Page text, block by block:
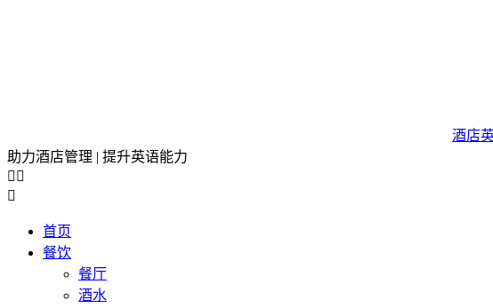
酒店
助力酒店管理 | 提升英语能力
 

首页
餐饮
餐厅
酒水